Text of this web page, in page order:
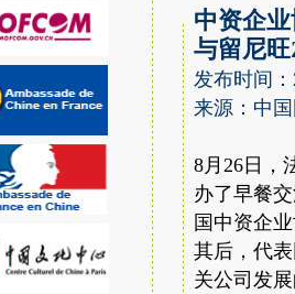
中资企
与留尼
发布时间
来源：中
8月26日，
办了早餐
国中资企
其后，代
关公司发